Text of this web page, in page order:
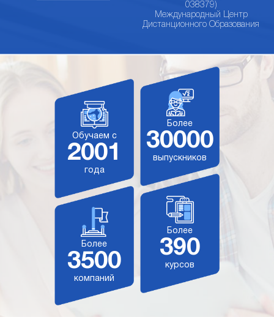
038379)
Международный Центр
Дистанционного Образования
Обучаем с
2001
года
Более
30000
выпускников
Более
3500
компаний
Более
390
курсов